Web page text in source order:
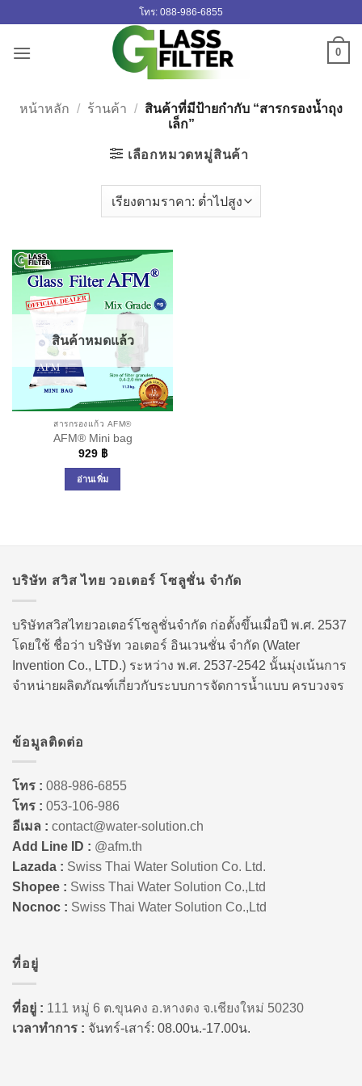
โทร: 088-986-6855
0
หน้าหลัก / ร้านค้า /
สินค้าที่มีป้ายกำกับ “สารกรองน้ำถุง
เล็ก”
เลือกหมวดหมู่สินค้า
สินค้าหมดแล้ว
สารกรองแก้ว AFM®
AFM® Mini bag
929 ฿
อ่านเพิ่ม
บริษัท สวิส ไทย วอเตอร์ โซลูชั่น จำกัด
บริษัทสวิสไทยวอเตอร์โซลูชั่นจำกัด ก่อตั้งขึ้นเมื่อปี พ.ศ. 2537
โดยใช้ ชื่อว่า บริษัท วอเตอร์ อินเวนชั่น จำกัด (Water
Invention Co., LTD.) ระหว่าง พ.ศ. 2537-2542 นั้นมุ่งเน้นการ
จำหน่ายผลิตภัณฑ์เกี่ยวกับระบบการจัดการน้ำแบบ ครบวงจร
ข้อมูลติดต่อ
โทร : 088-986-6855
โทร : 053-106-986
อีเมล : contact@water-solution.ch
Add Line ID : @afm.th
Lazada : Swiss Thai Water Solution Co. Ltd.
Shopee : Swiss Thai Water Solution Co.,Ltd
Nocnoc : Swiss Thai Water Solution Co.,Ltd
ที่อยู่
ที่อยู่ : 111 หมู่ 6 ต.ขุนคง อ.หางดง จ.เชียงใหม่ 50230
เวลาทำการ : จันทร์-เสาร์: 08.00น.-17.00น.